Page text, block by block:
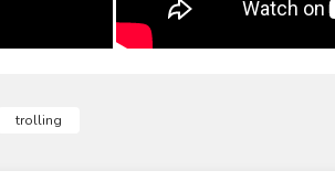
Bu ürüne ilk yorumu siz yapın!
trolling